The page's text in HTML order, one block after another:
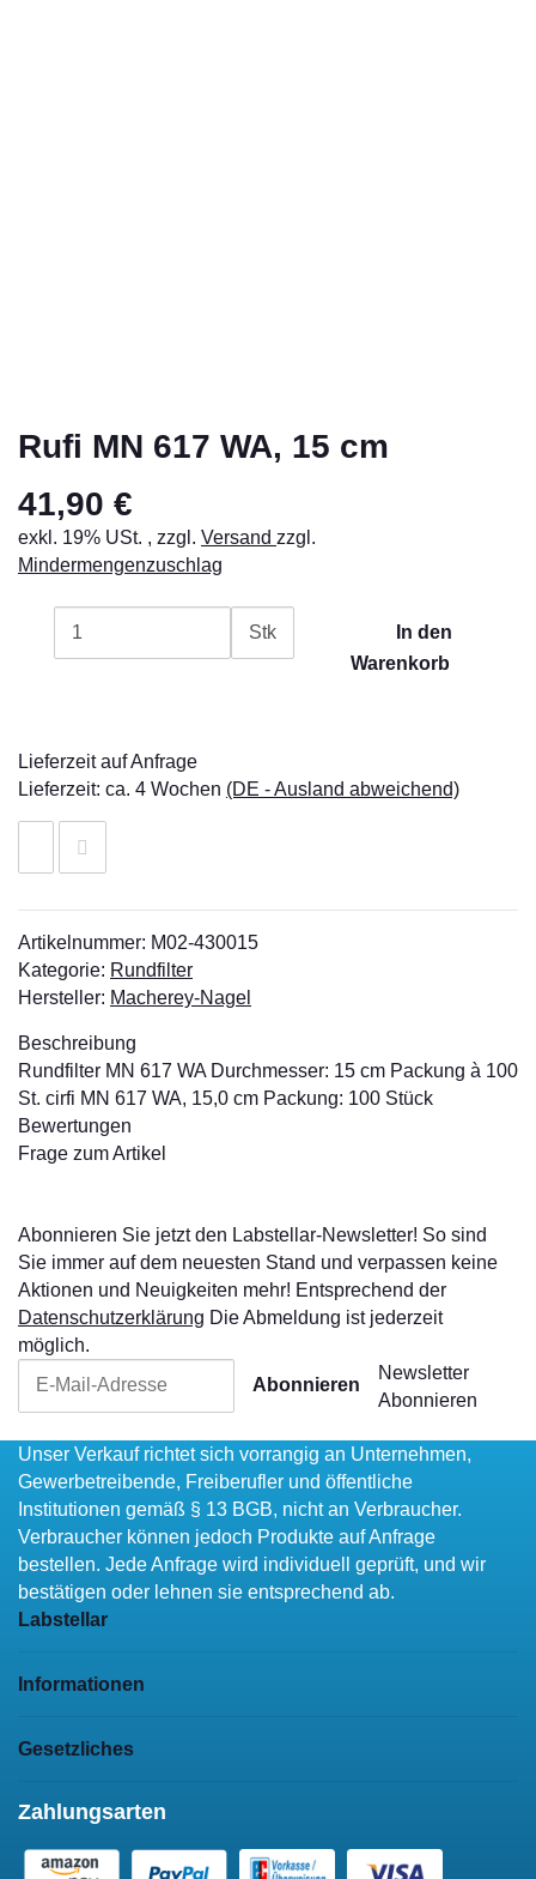
Rufi MN 617 WA, 15 cm
41,90 €
exkl. 19% USt. , zzgl. Versand zzgl.
Mindermengenzuschlag
Stk
In den
Warenkorb
Lieferzeit auf Anfrage
Lieferzeit: ca. 4 Wochen (DE - Ausland abweichend)
Artikelnummer: M02-430015
Kategorie: Rundfilter
Hersteller: Macherey-Nagel
Beschreibung
Rundfilter MN 617 WA Durchmesser: 15 cm Packung à 100
St. cirfi MN 617 WA, 15,0 cm Packung: 100 Stück
Bewertungen
Frage zum Artikel
Abonnieren Sie jetzt den Labstellar-Newsletter! So sind
Sie immer auf dem neuesten Stand und verpassen keine
Aktionen und Neuigkeiten mehr! Entsprechend der
Datenschutzerklärung Die Abmeldung ist jederzeit
möglich.
Abonnieren
Newsletter
Abonnieren
Unser Verkauf richtet sich vorrangig an Unternehmen,
Gewerbetreibende, Freiberufler und öffentliche
Institutionen gemäß § 13 BGB, nicht an Verbraucher.
Verbraucher können jedoch Produkte auf Anfrage
bestellen. Jede Anfrage wird individuell geprüft, und wir
bestätigen oder lehnen sie entsprechend ab.
Labstellar
Informationen
Gesetzliches
Zahlungsarten